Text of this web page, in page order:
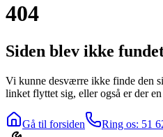
404
Siden blev ikke
Vi kunne desværre ikke finde den
linket flyttet sig, eller også er der
Gå til forsiden Ring os: 51